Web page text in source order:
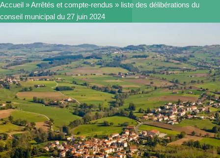
Accueil »Arrêtés et compte-rendus » liste des délibérations du
conseil municipal du 27 juin 2024